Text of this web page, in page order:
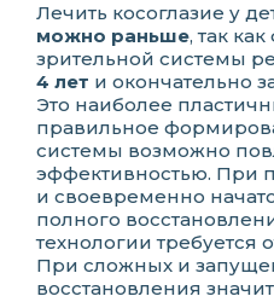
Лечить косоглазие у
можно раньше, так
зрительной системы
4 лет и окончательно
Это наиболее
правильное
системы возможно
эффективностью. При
и своевременно
полного
технологии требуется
При сложных и
восстановления